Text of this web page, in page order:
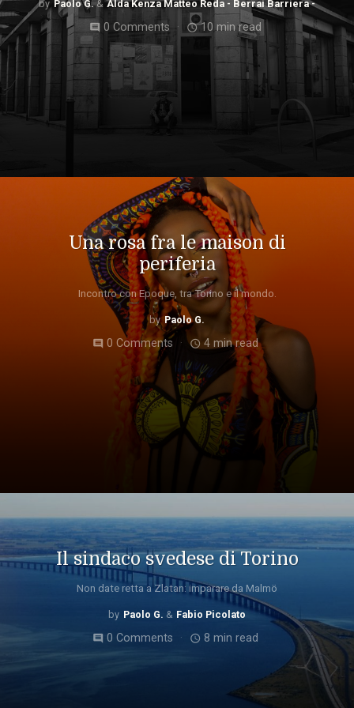
Paolo G. Alda Kenza Matteo Reda - Berrai Barriera -
comment 0 Comments access_time10 min read
Una rosa fra le maison di
periferia
Incontro con Epoque, tra Torino e il mondo.
Paolo G.
comment 0 Comments access_time 4 min read
Il sindaco svedese di Torino
Non date retta a Zlatan: imparare da Malmö
Paolo G. Fabio Picolato
comment0 Comments access_time 8 min read